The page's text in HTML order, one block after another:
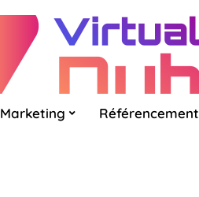
Marketing Référencement